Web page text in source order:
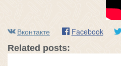
Вконтакте Facebook
Related posts: